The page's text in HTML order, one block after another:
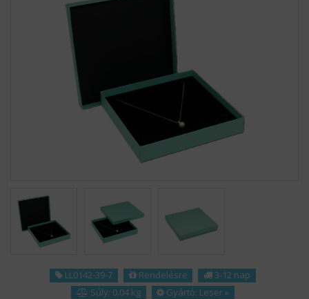
MAGUNKRÓL
KAPCSOLAT
LOGÓZÁS LL0142-39-7 Rendelésre
3-12 nap
Súly: 0.04 kg
Gyártó: Leser»